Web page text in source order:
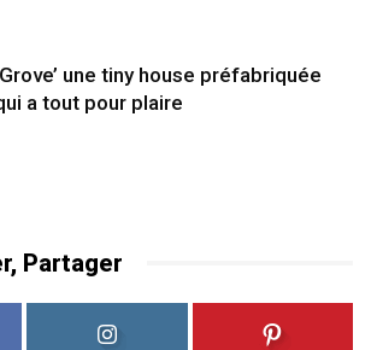
une tiny house préfabriquée
a tout pour plaire
Partager